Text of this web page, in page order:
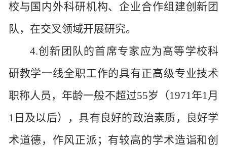
校与国内外科研机构、企业合作组建创新团
队，在交叉领域开展研究。
4.创新团队的首席专家应为高等学校科
研教学一线全职工作的具有正高级专业技术
职称人员，年龄一般不超过55岁（1971年1月
1日及以后），具有良好的政治素质，良好学
术道德，作风正派；有较高的学术造诣和创